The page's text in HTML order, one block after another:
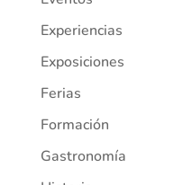
Experiencias
Exposiciones
Ferias
Formación
Gastronomía